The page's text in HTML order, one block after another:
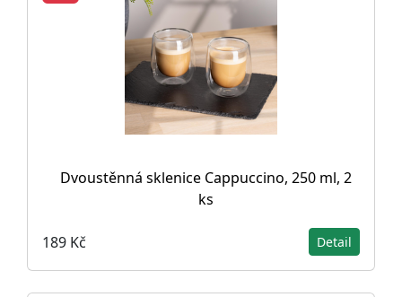
Dvoustěnná sklenice Cappuccino, 250 ml, 2
ks
189 Kč Detail